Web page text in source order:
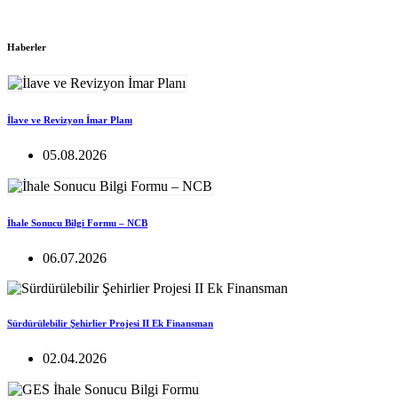
Haberler
İlave ve Revizyon İmar Planı
05.08.2026
İhale Sonucu Bilgi Formu – NCB
06.07.2026
Sürdürülebilir Şehirlier Projesi II Ek Finansman
02.04.2026